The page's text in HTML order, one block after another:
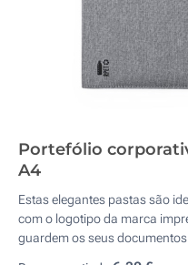
Portefólio
A4
Estas elegantes pastas são
com o logotipo da marca
guardem os seus documentos.